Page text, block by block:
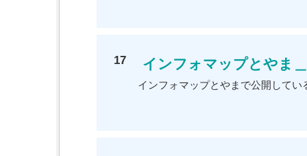
17 インフォマップとやま
インフォマップとやまで公開してい